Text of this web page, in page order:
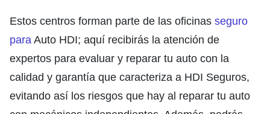
Estos centros forman parte de las oficinas seguro
para Auto HDI; aquí recibirás la atención de
expertos para evaluar y reparar tu auto con la
calidad y garantía que caracteriza a HDI Seguros,
evitando así los riesgos que hay al reparar tu auto